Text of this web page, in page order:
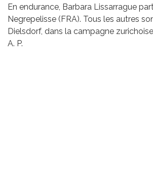
En endurance, Barbara Lissarrague
Negrepelisse (FRA). Tous les autres
Dielsdorf, dans la campagne
A. P.